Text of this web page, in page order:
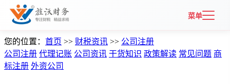
菜单
旌
沃
您的位置： 首页 >> 财税资讯 >> 公司注册
公司注册 代理记账 公司资讯 干货知识 政策解读 常见问题 商
标注册 外资公司